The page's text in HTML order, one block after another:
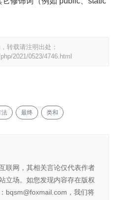
转载请注明出处：
2021/0523/4746.html
法 最终 类和
联网，其相关言论仅代表作者
立场。如您发现内容存在版权
bqsm@foxmail.com，我们将